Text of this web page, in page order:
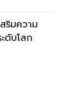
ริมความ
ดับโลก